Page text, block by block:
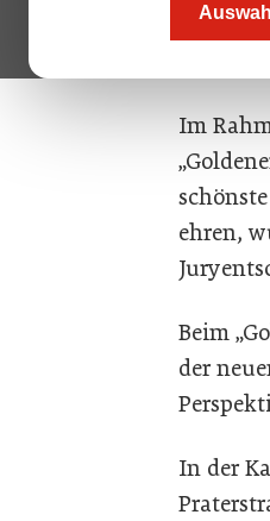
die
Im
ehren,
Beim
der
In der